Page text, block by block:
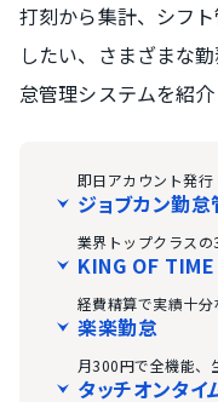
打刻から集計、シフ
したい、さまざまな
怠管理システムを紹介
即日アカウント発
ジョブカン勤
業界トップクラス
KING OF TIME
経費精算で実績十
楽楽勤怠
月300円で全機能、
タッチオンタイ